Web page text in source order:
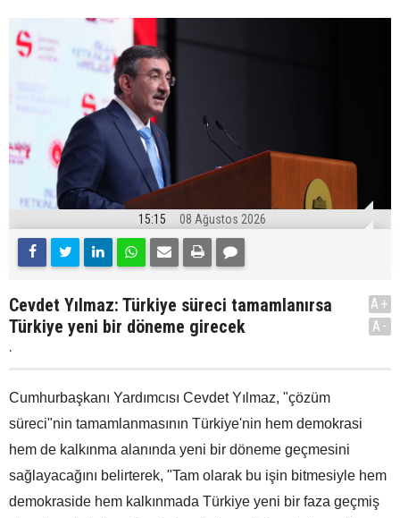
15:15 08 Ağustos 2026
Cevdet Yılmaz: Türkiye süreci tamamlanırsa
Türkiye yeni bir döneme girecek
.
A+
A-
Cumhurbaşkanı Yardımcısı Cevdet Yılmaz, "çözüm
süreci"nin tamamlanmasının Türkiye'nin hem demokrasi
hem de kalkınma alanında yeni bir döneme geçmesini
sağlayacağını belirterek, "Tam olarak bu işin bitmesiyle hem
demokraside hem kalkınmada Türkiye yeni bir faza geçmiş